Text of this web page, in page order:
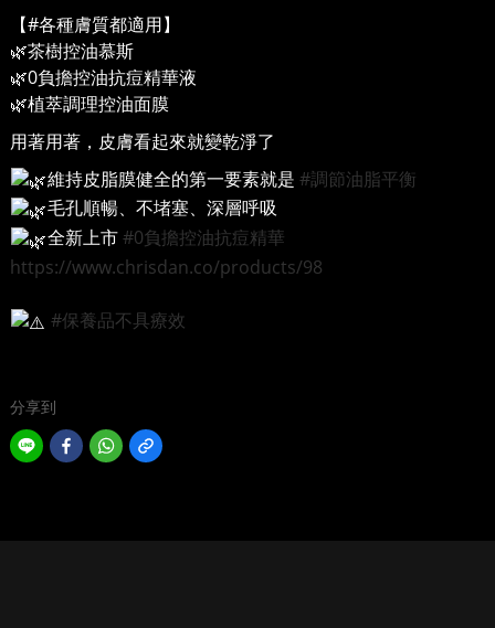
【#各種膚質都適用】
🌿茶樹控油慕斯
🌿0負擔控油抗痘精華液
🌿植萃調理控油面膜
用著用著，皮膚看起來就變乾淨了
維持皮脂膜健全的第一要素就是 #調節油脂平衡
毛孔順暢、不堵塞、深層呼吸
全新上市#0負擔控油抗痘精華
https://www.chrisdan.co/products/98
#保養品不具療效
分享到